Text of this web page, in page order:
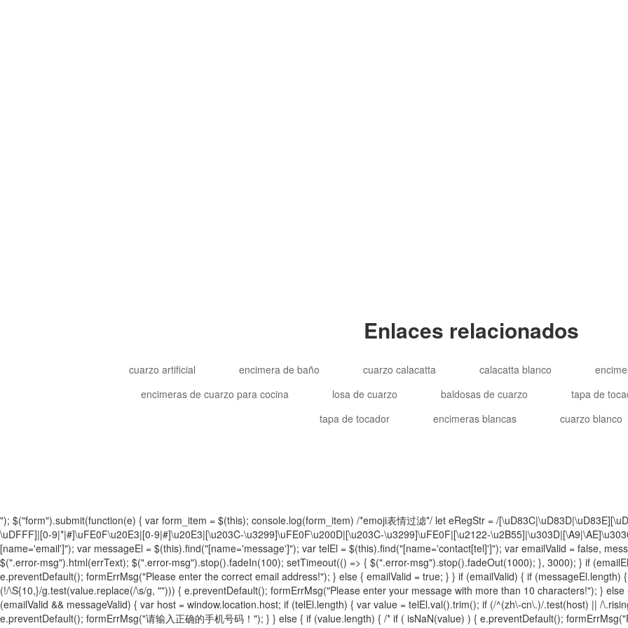
Enlaces relacionados
cuarzo artificial encimera de baño cuarzo calacatta calacatta blanco
encimeras de cuarzo para cocina
losa de cuarzo baldosas de cuarzo tapa de
tapa de tocador
encimeras blancas cuarzo blanco
"); $("form").submit(function(e) { var form_item = $(this); console.log(form_item) /*emoji表情过滤*/ let eRegStr = /
\uDFFF]|[0-9|*|#]\uFE0F\u20E3|[0-9|#]\u20E3|[\u203C-\u3299]\uFE0F\u200D|[\u203C-\u3299]\uFE0F|[\u2122-
[name='email']"); var messageEl = $(this).find("[name='message']"); var telEl = $(this).find("[name='contact[tel]']"); var emailValid = false,
$(".error-msg").html(errText); $(".error-msg").stop().fadeIn(100); setTimeout(() => { $(".error-msg").stop().fadeOut(1000); }, 3000); } if
e.preventDefault(); formErrMsg("Please enter the correct email address!"); } else { emailValid = true; } } if (emailValid) { if
(!/\S{10,}/g.test(value.replace(/\s/g, ""))) { e.preventDefault(); formErrMsg("Please enter your message with more than 10 characters!"); }
(emailValid && messageValid) { var host = window.location.host; if (telEl.length) { var value = telEl.val().trim(); if (/^(zh\-cn\.)/.test(host) || /
e.preventDefault(); formErrMsg("请输入正确的手机号码！"); } } else { if (value.length) { /* if ( isNaN(value) ) { e.preventDefault();